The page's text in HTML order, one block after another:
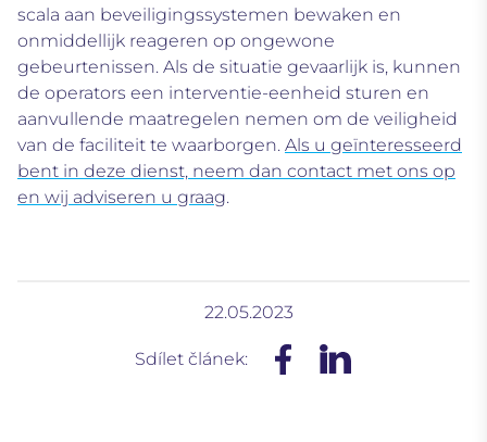
scala aan beveiligingssystemen bewaken en
onmiddellijk reageren op ongewone
gebeurtenissen. Als de situatie gevaarlijk is, kunnen
de operators een interventie-eenheid sturen en
aanvullende maatregelen nemen om de veiligheid
van de faciliteit te waarborgen. Als u geïnteresseerd
bent in deze dienst, neem dan contact met ons op
en wij adviseren u graag.
22.05.2023
Sdílet článek: